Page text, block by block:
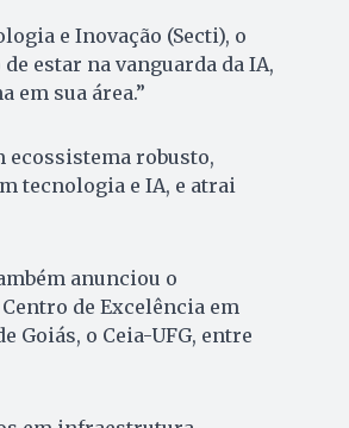
e Inovação (Secti), o
estar na vanguarda da IA,
em sua área.”
robusto,
tecnologia e IA, e atrai
anunciou o
de Excelência em
o Ceia-UFG, entre